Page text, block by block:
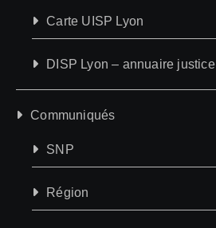
Carte UISP Lyon
DISP Lyon – annuaire justice
Communiqués
SNP
Région